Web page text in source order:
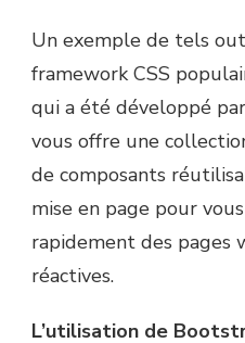
Un exemple de tels
framework CSS
qui a été développé
vous offre une
de composants
mise en page pour
rapidement des pages
réactives.
L’utilisation de